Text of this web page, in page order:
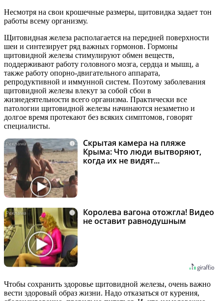
Несмотря на свои крошечные размеры, щитовидка задает тон
работы всему организму.
Щитовидная железа располагается на передней поверхности
шеи и синтезирует ряд важных гормонов. Гормоны
щитовидной железы стимулируют обмен веществ,
поддерживают работу головного мозга, сердца и мышц, а
также работу опорно-двигательного аппарата,
репродуктивной и иммунной систем. Поэтому заболевания
щитовидной железы влекут за собой сбои в
жизнедеятельности всего организма. Практически все
патологии щитовидной железы начинаются незаметно и
долгое время протекают без всяких симптомов, говорят
специалисты.
i
Скрытая камера на пляже
Крыма: Что люди вытворяют,
когда их не видят...
i
Королева вагона отожгла! Видео
не оставит равнодушным
Чтобы сохранить здоровье щитовидной железы, очень важно
вести здоровый образ жизни. Надо отказаться от курения,